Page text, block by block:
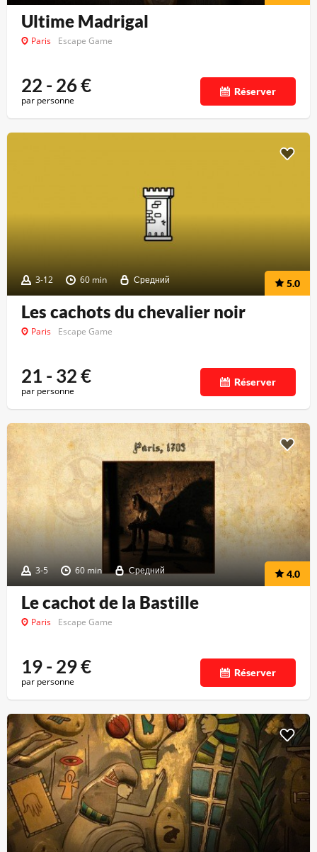
Ultime Madrigal
Paris Escape Game
22 - 26€
par personne
Réserver
3-12 60 min Средний 5.0
Les cachots du chevalier noir
Paris Escape Game
21 - 32€
par personne
Réserver
3-5 60 min Средний 4.0
Le cachot de la Bastille
Paris Escape Game
19 - 29€
par personne
Réserver